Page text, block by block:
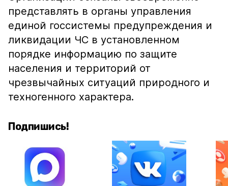
представлять в органы управления
единой госсистемы предупреждения и
ликвидации ЧС в установленном
порядке информацию по защите
населения и территорий от
чрезвычайных ситуаций природного и
техногенного характера.
Подпишись!